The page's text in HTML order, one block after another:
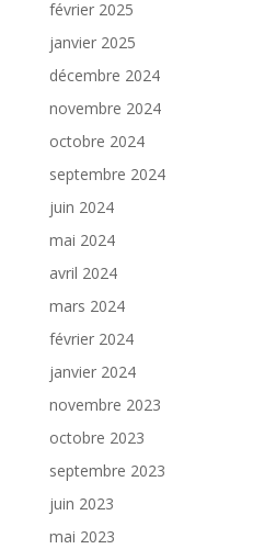
février 2025
janvier 2025
décembre 2024
novembre 2024
octobre 2024
septembre 2024
juin 2024
mai 2024
avril 2024
mars 2024
février 2024
janvier 2024
novembre 2023
octobre 2023
septembre 2023
juin 2023
mai 2023